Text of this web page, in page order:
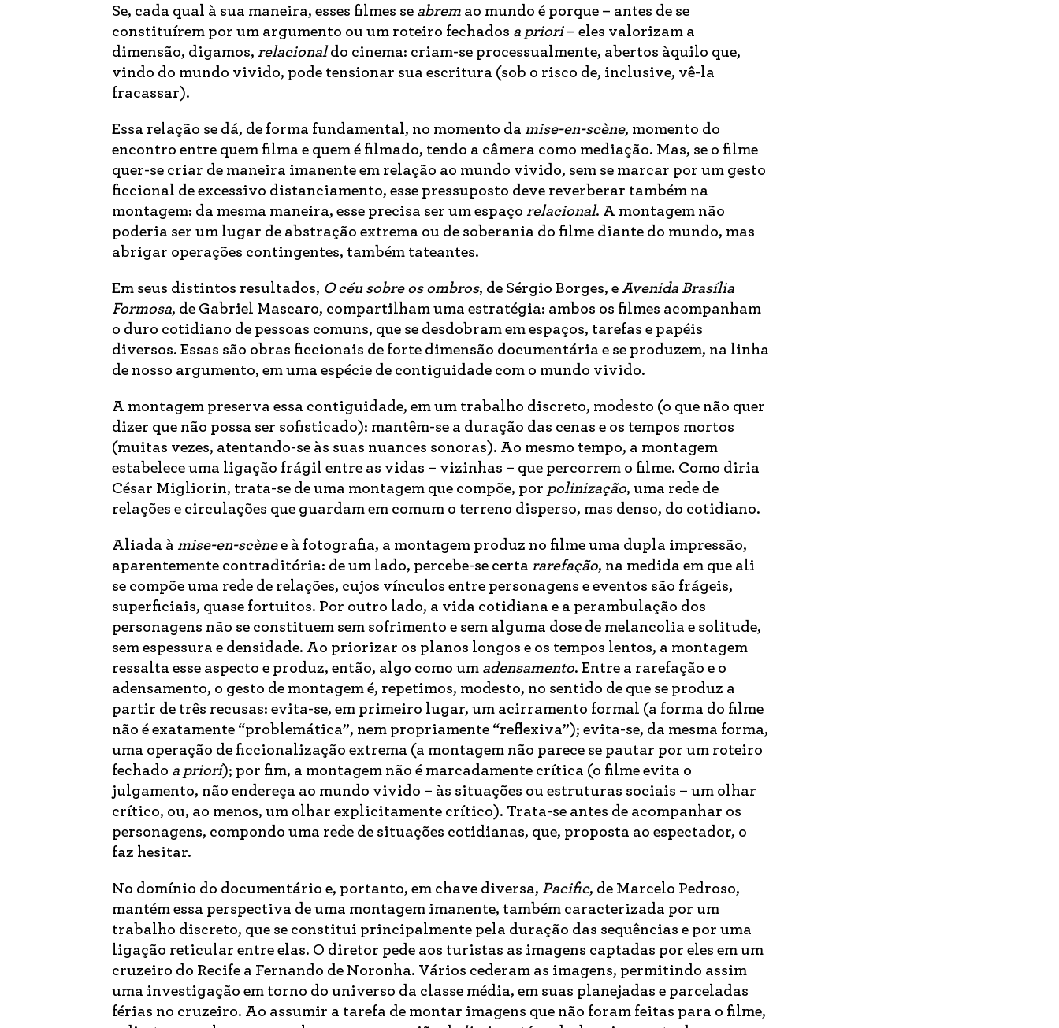
Se, cada qual à sua maneira, esses filmes se abrem ao mundo é porque – antes de se
constituírem por um argumento ou um roteiro fechados a priori– eles valorizam a
dimensão, digamos, relacional do cinema: criam-se processualmente, abertos àquilo que,
vindo do mundo vivido, pode tensionar sua escritura (sob o risco de, inclusive, vê-la
fracassar).
Essa relação se dá, de forma fundamental, no momento da mise-en-scène, momento do
encontro entre quem filma e quem é filmado, tendo a câmera como mediação. Mas, se o filme
quer-se criar de maneira imanente em relação ao mundo vivido, sem se marcar por um gesto
ficcional de excessivo distanciamento, esse pressuposto deve reverberar também na
montagem: da mesma maneira, esse precisa ser um espaço relacional. A montagem não
poderia ser um lugar de abstração extrema ou de soberania do filme diante do mundo, mas
abrigar operações contingentes, também tateantes.
Em seus distintos resultados, O céu sobre os ombros, de Sérgio Borges, e Avenida Brasília
Formosa, de Gabriel Mascaro, compartilham uma estratégia: ambos os filmes acompanham
o duro cotidiano de pessoas comuns, que se desdobram em espaços, tarefas e papéis
diversos. Essas são obras ficcionais de forte dimensão documentária e se produzem, na linha
de nosso argumento, em uma espécie de contiguidade com o mundo vivido.
A montagem preserva essa contiguidade, em um trabalho discreto, modesto (o que não quer
dizer que não possa ser sofisticado): mantêm-se a duração das cenas e os tempos mortos
(muitas vezes, atentando-se às suas nuances sonoras). Ao mesmo tempo, a montagem
estabelece uma ligação frágil entre as vidas – vizinhas – que percorrem o filme. Como diria
César Migliorin, trata-se de uma montagem que compõe, por polinização, uma rede de
relações e circulações que guardam em comum o terreno disperso, mas denso, do cotidiano.
Aliada à mise-en-scènee à fotografia, a montagem produz no filme uma dupla impressão,
aparentemente contraditória: de um lado, percebe-se certa rarefação, na medida em que ali
se compõe uma rede de relações, cujos vínculos entre personagens e eventos são frágeis,
superficiais, quase fortuitos. Por outro lado, a vida cotidiana e a perambulação dos
personagens não se constituem sem sofrimento e sem alguma dose de melancolia e solitude,
sem espessura e densidade. Ao priorizar os planos longos e os tempos lentos, a montagem
ressalta esse aspecto e produz, então, algo como um adensamento. Entre a rarefação e o
adensamento, o gesto de montagem é, repetimos, modesto, no sentido de que se produz a
partir de três recusas: evita-se, em primeiro lugar, um acirramento formal (a forma do filme
não é exatamente “problemática”, nem propriamente “reflexiva”); evita-se, da mesma forma,
uma operação de ficcionalização extrema (a montagem não parece se pautar por um roteiro
fechado a priori); por fim, a montagem não é marcadamente crítica (o filme evita o
julgamento, não endereça ao mundo vivido – às situações ou estruturas sociais – um olhar
crítico, ou, ao menos, um olhar explicitamente crítico). Trata-se antes de acompanhar os
personagens, compondo uma rede de situações cotidianas, que, proposta ao espectador, o
faz hesitar.
No domínio do documentário e, portanto, em chave diversa, Pacific, de Marcelo Pedroso,
mantém essa perspectiva de uma montagem imanente, também caracterizada por um
trabalho discreto, que se constitui principalmente pela duração das sequências e por uma
ligação reticular entre elas. O diretor pede aos turistas as imagens captadas por eles em um
cruzeiro do Recife a Fernando de Noronha. Vários cederam as imagens, permitindo assim
uma investigação em torno do universo da classe média, em suas planejadas e parceladas
férias no cruzeiro. Ao assumir a tarefa de montar imagens que não foram feitas para o filme,